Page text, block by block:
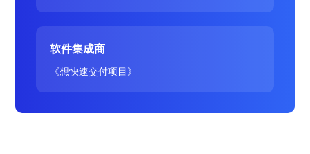
软件集成商
《想快速交付项目》